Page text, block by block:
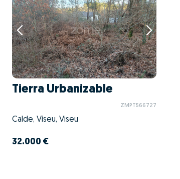
Tierra Urbanizable
ZMPT566727
Calde, Viseu, Viseu
32.000 €